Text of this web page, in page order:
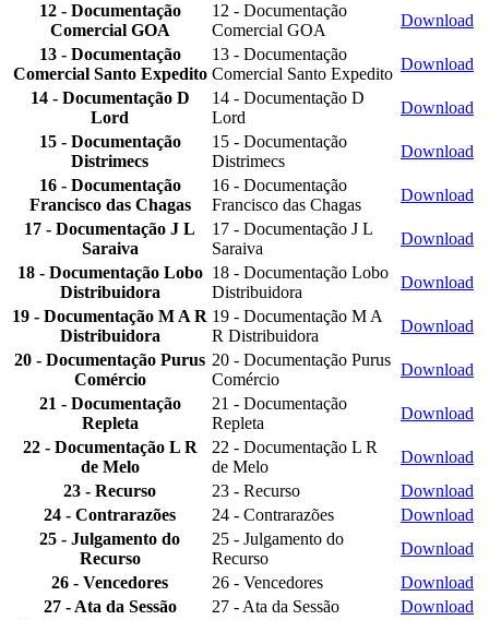
12 - Documentação
Comercial GOA
12 - Documentação
Comercial GOA
Download
13 - Documentação
Comercial Santo Expedito
13 - Documentação
Comercial Santo Expedito
Download
14 - Documentação D
Lord
14 - Documentação D
Lord
Download
15 - Documentação
Distrimecs
15 - Documentação
Distrimecs
Download
16 - Documentação
Francisco das Chagas
16 - Documentação
Francisco das Chagas
Download
17 - Documentação J L
Saraiva
17 - Documentação J L
Saraiva
Download
18 - Documentação Lobo
Distribuidora
18 - Documentação Lobo
Distribuidora
Download
19 - Documentação M A R
Distribuidora
19 - Documentação M A
R Distribuidora
Download
20 - Documentação Purus
Comércio
20 - Documentação Purus
Comércio
Download
21 - Documentação
Repleta
21 - Documentação
Repleta
Download
22 - Documentação L R
de Melo
22 - Documentação L R
de Melo
Download
23 - Recurso
23 - Recurso
Download
24 - Contrarazões
24 - Contrarazões
Download
25 - Julgamento do
Recurso
25 - Julgamento do
Recurso
Download
26 - Vencedores
26 - Vencedores
Download
27 - Ata da Sessão
27 - Ata da Sessão
Download